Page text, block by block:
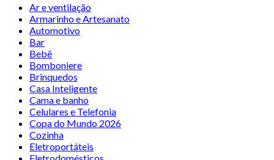
Ar e ventilação
Armarinho e Artesanato
Automotivo
Bar
Bebê
Bomboniere
Brinquedos
Casa Inteligente
Cama e banho
Celulares e Telefonia
Copa do Mundo 2026
Cozinha
Eletroportáteis